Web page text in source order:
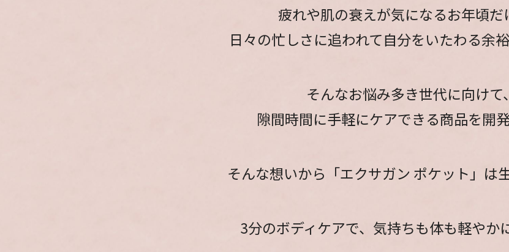
疲れや肌の衰えが気になるお年頃だ
日々の忙しさに追われて自分をいたわる余裕
そんなお悩み多き世代に向けて、
隙間時間に手軽にケアできる商品を開発
そんな想いから「エクサガン ポケット」は
3分のボディケアで、気持ちも体も軽やか